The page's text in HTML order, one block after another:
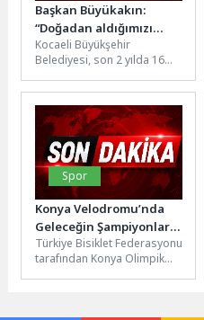
Başkan Büyükakın:
“Doğadan aldığımızı
doğaya bırakıyoruz”
Kocaeli Büyükşehir
Belediyesi, son 2 yılda 16
Dere’ye bu kez...
Spor
Konya Velodromu’nda
Geleceğin Şampiyonları
Piste Çıktı: 200 Sporcu
Konya’da Buluştu
Türkiye Bisiklet Federasyonu
tarafından Konya Olimpik